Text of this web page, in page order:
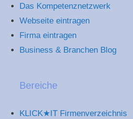
Das Kompetenznetzwerk
Webseite eintragen
Firma eintragen
Business & Branchen Blog
Bereiche
KLICK★IT Firmenverzeichnis